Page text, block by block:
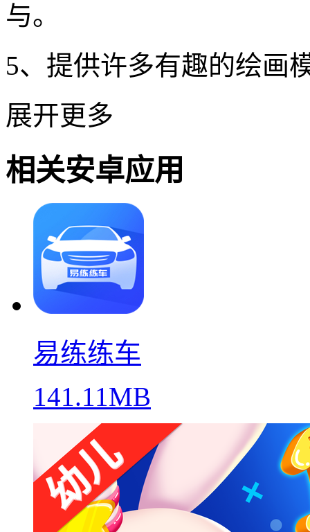
与。
5、提供许多有趣的绘画
展开更多
相关安卓应用
易练练车
141.11MB